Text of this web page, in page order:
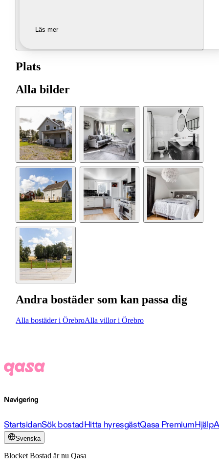
Läs mer
Plats
Alla bilder
Andra bostäder som kan passa dig
Alla bostäder i ÖrebroAlla villor i Örebro
Navigering
StartsidanSök bostadHitta hyresgästQasa PremiumHjälp
Svenska
Blocket Bostad är nu Qasa